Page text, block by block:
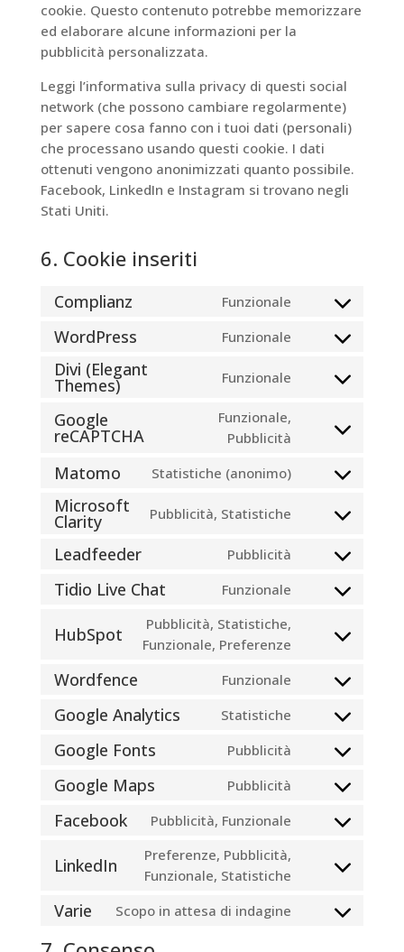
cookie. Questo contenuto potrebbe memorizzare
ed elaborare alcune informazioni per la
pubblicità personalizzata.
Leggi l’informativa sulla privacy di questi social
network (che possono cambiare regolarmente)
per sapere cosa fanno con i tuoi dati (personali)
che processano usando questi cookie. I dati
ottenuti vengono anonimizzati quanto possibile.
Facebook, LinkedIn e Instagram si trovano negli
Stati Uniti.
6. Cookie inseriti
Complianz Funzionale
Consent
complianz
WordPress Funzionale
Consent
service
Divi (Elegant
Themes) Funzionale
Consent
service
(elegant-
Google
reCAPTCHA
Funzionale,
Pubblicità
Consent
service
recaptcha
Matomo Statistiche (anonimo)
Consent
service
Microsoft
Clarity Pubblicità, Statistiche
Consent
service
microsoft-
Leadfeeder Pubblicità
Consent
Tidio Live Chat Funzionale
Consent
service
HubSpot
Pubblicità, Statistiche,
Funzionale, Preferenze
Consent
service
Wordfence Funzionale
Consent
wordfence
Google Analytics Statistiche
Consent
google-
Google Fonts Pubblicità
Consent
google-
Google Maps Pubblicità
Consent
Facebook Pubblicità, Funzionale
Consent
service
LinkedIn
Preferenze, Pubblicità,
Funzionale, Statistiche
Consent
service
Varie Scopo in attesa di indagine
Consent